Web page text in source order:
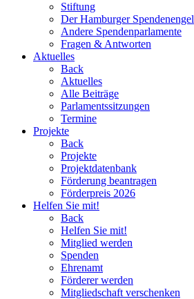
Stiftung
Der Hamburger Spendenengel
Andere Spendenparlamente
Fragen & Antworten
Aktuelles
Back
Aktuelles
Alle Beiträge
Parlamentssitzungen
Termine
Projekte
Back
Projekte
Projektdatenbank
Förderung beantragen
Förderpreis 2026
Helfen Sie mit!
Back
Helfen Sie mit!
Mitglied werden
Spenden
Ehrenamt
Förderer werden
Mitgliedschaft verschenken